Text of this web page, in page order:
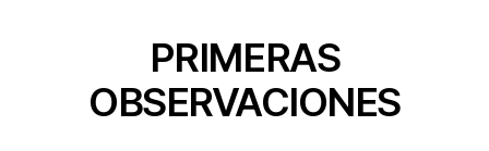
PRIMERAS
OBSERVACIONES